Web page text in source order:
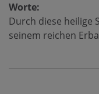
Worte:
Durch diese heilige
seinem reichen